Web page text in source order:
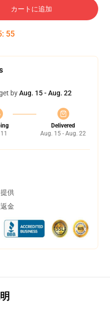
カートに追加
: 54
byAug. 15 - Aug. 22
Delivered
Aug. 15 - Aug. 22
供
金